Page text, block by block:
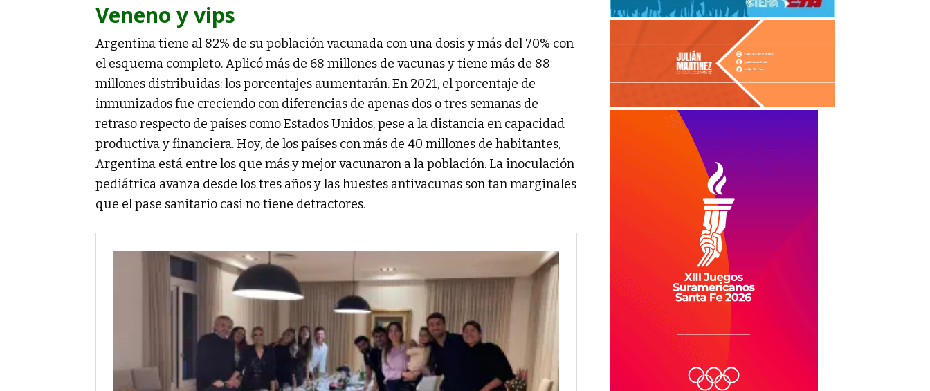
Veneno y vips
Argentina tiene al 82% de su población vacunada con una dosis y más del 70% con
el esquema completo. Aplicó más de 68 millones de vacunas y tiene más de 88
millones distribuidas: los porcentajes aumentarán. En 2021, el porcentaje de
inmunizados fue creciendo con diferencias de apenas dos o tres semanas de
retraso respecto de países como Estados Unidos, pese a la distancia en capacidad
productiva y financiera. Hoy, de los países con más de 40 millones de habitantes,
Argentina está entre los que más y mejor vacunaron a la población. La inoculación
pediátrica avanza desde los tres años y las huestes antivacunas son tan marginales
que el pase sanitario casi no tiene detractores.